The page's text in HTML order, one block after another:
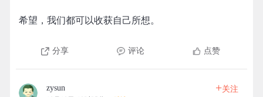
希望，我们都可以收获自己所想。
分享 评论 点赞
zysun +关注